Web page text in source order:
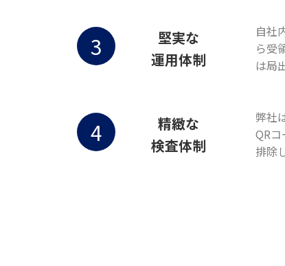
3
堅実な
運用体制
自社
ら受
は局
4
精緻な
検査体制
弊社
QR
排除